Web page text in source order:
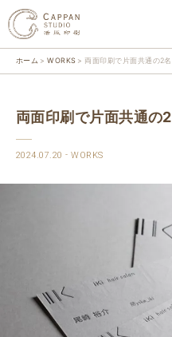
ホーム WORKS 両面印刷で片面共通の2
両面印刷で片面共通の
2024.07.20 WORKS